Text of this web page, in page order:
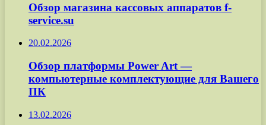
Обзор магазина кассовых аппаратов f-
service.su
20.02.2026
Обзор платформы Power Art —
компьютерные комплектующие для Вашего
ПК
13.02.2026